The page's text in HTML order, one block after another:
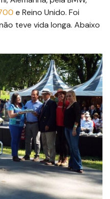
e Reino Unido. Foi
teve vida longa. Abaixo